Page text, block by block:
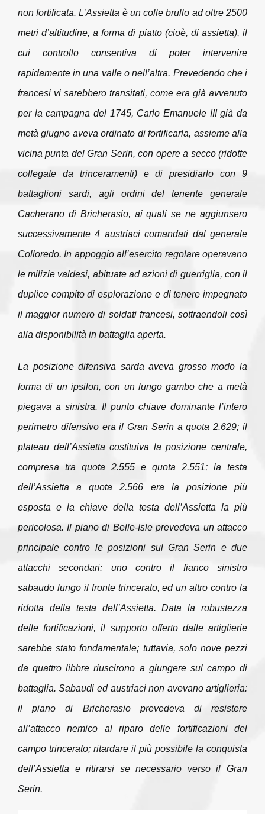
non fortificata. L’Assietta è un colle brullo ad oltre 2500
metri d’altitudine, a forma di piatto (cioè, di assietta), il
cui controllo consentiva di poter intervenire
rapidamente in una valle o nell’altra. Prevedendo che i
francesi vi sarebbero transitati, come era già avvenuto
per la campagna del 1745, Carlo Emanuele III già da
metà giugno aveva ordinato di fortificarla, assieme alla
vicina punta del Gran Serin, con opere a secco (ridotte
collegate da trinceramenti) e di presidiarlo con 9
battaglioni sardi, agli ordini del tenente generale
Cacherano di Bricherasio, ai quali se ne aggiunsero
successivamente 4 austriaci comandati dal generale
Colloredo. In appoggio all’esercito regolare operavano
le milizie valdesi, abituate ad azioni di guerriglia, con il
duplice compito di esplorazione e di tenere impegnato
il maggior numero di soldati francesi, sottraendoli così
alla disponibilità in battaglia aperta.
La posizione difensiva sarda aveva grosso modo la
forma di un ipsilon, con un lungo gambo che a metà
piegava a sinistra. Il punto chiave dominante l’intero
perimetro difensivo era il Gran Serin a quota 2.629; il
plateau dell’Assietta costituiva la posizione centrale,
compresa tra quota 2.555 e quota 2.551; la testa
dell’Assietta a quota 2.566 era la posizione più
esposta e la chiave della testa dell’Assietta la più
pericolosa. Il piano di Belle-Isle prevedeva un attacco
principale contro le posizioni sul Gran Serin e due
attacchi secondari: uno contro il fianco sinistro
sabaudo lungo il fronte trincerato, ed un altro contro la
ridotta della testa dell’Assietta. Data la robustezza
delle fortificazioni, il supporto offerto dalle artiglierie
sarebbe stato fondamentale; tuttavia, solo nove pezzi
da quattro libbre riuscirono a giungere sul campo di
battaglia. Sabaudi ed austriaci non avevano artiglieria:
il piano di Bricherasio prevedeva di resistere
all’attacco nemico al riparo delle fortificazioni del
campo trincerato; ritardare il più possibile la conquista
dell’Assietta e ritirarsi se necessario verso il Gran
Serin.